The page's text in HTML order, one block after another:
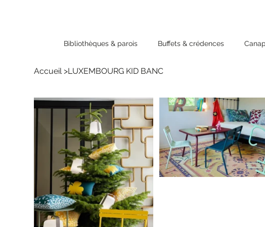
Bibliothèques & parois Buffets & crédences
Accueil >LUXEMBOURG KID BANC